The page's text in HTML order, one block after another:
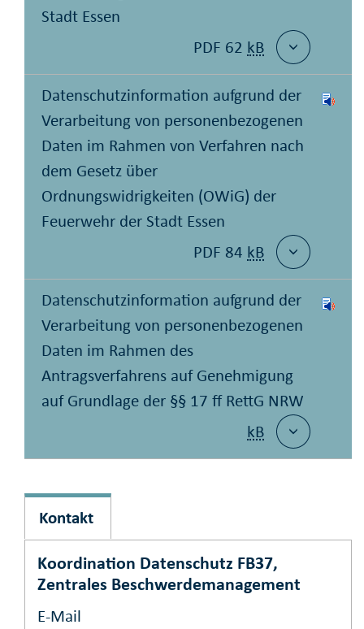
Stadt Essen
PDF 62 kB
Datenschutzinformation aufgrund der
Verarbeitung von personenbezogenen
Daten im Rahmen von Verfahren nach
dem Gesetz über
Ordnungswidrigkeiten (OWiG) der
Feuerwehr der Stadt Essen
PDF 84 kB
Datenschutzinformation aufgrund der
Verarbeitung von personenbezogenen
Daten im Rahmen des
Antragsverfahrens auf Genehmigung
auf Grundlage der §§ 17 ff RettG NRW
kB
Kontakt
Koordination Datenschutz FB37,
Zentrales Beschwerdemanagement
E-Mail